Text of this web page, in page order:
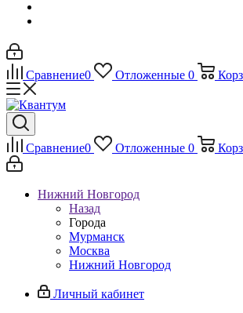
Сравнение0 Отложенные 0
Сравнение0 Отложенные 0
Нижний Новгород
Назад
Города
Мурманск
Москва
Нижний Новгород
Личный кабинет